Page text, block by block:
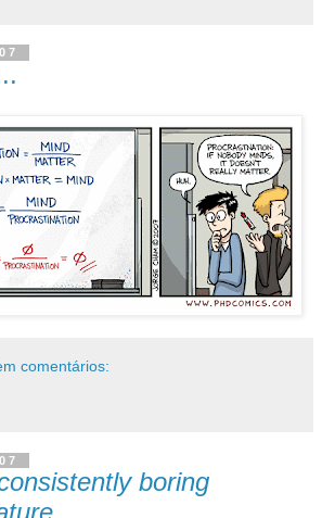
comentários:
boring